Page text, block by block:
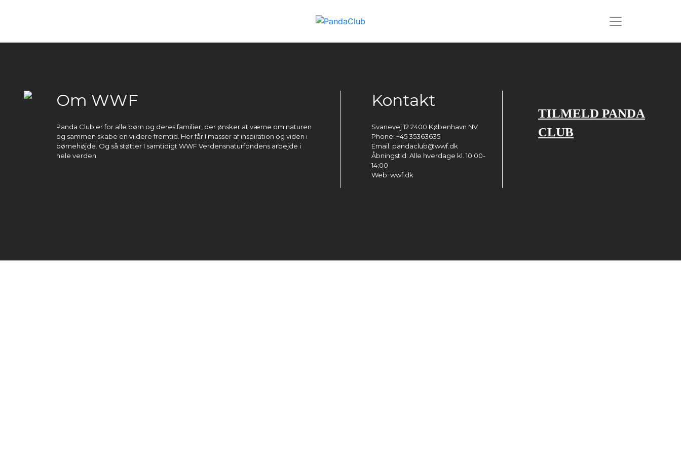
Om WWF
Panda Club er for alle børn og deres familier, der ønsker at værne om naturen
og sammen skabe en vildere fremtid. Her får I masser af inspiration og viden i
børnehøjde. Og så støtter I samtidigt WWF Verdensnaturfondens arbejde i
hele verden.
Kontakt
Svanevej 12 2400 København NV
Phone: +45 35363635
Email: pandaclub@wwf.dk
Åbningstid: Alle hverdage kl. 10:00-
14:00
Web: wwf.dk
TILMELD PANDA
CLUB